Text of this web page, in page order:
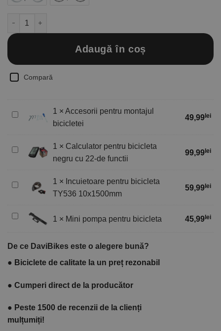
Cantitate Bicicleta dama Davi Lila 1 viteza, 28", 160-185 cm,
Adaugă în coș
Compară
Accesorii
bicicletei
1 × Accesorii pentru montajul
bicicletei
49,99 lei
Calculator
pentru
negru
de
1 × Calculator pentru bicicleta
negru cu 22-de functii
99,99 lei
Incuietoare
TY536
1 × Incuietoare pentru bicicleta
TY536 10x1500mm
59,99 lei
Mini
bicicleta
1 × Mini pompa pentru bicicleta 45,99 lei
De ce DaviBikes este o alegere bună?
● Biciclete de calitate la un preț rezonabil
● Cumperi direct de la producător
● Peste 1500 de recenzii de la clienți
mulțumiți!